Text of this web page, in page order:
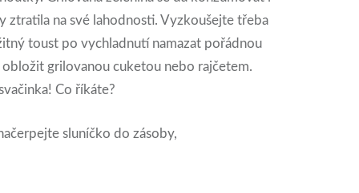
ztratila na své lahodnosti. Vyzkoušejte třeba
toust po vychladnutí namazat pořádnou
grilovanou cuketou nebo rajčetem.
Co říkáte?
sluníčko do zásoby,